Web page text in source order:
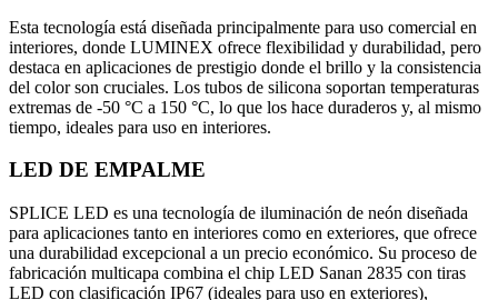
Esta tecnología está diseñada principalmente para uso comercial en
interiores, donde LUMINEX ofrece flexibilidad y durabilidad, pero
destaca en aplicaciones de prestigio donde el brillo y la consistencia
del color son cruciales. Los tubos de silicona soportan temperaturas
extremas de -50 °C a 150 °C, lo que los hace duraderos y, al mismo
tiempo, ideales para uso en interiores.
LED DE EMPALME
SPLICE LED es una tecnología de iluminación de neón diseñada
para aplicaciones tanto en interiores como en exteriores, que ofrece
una durabilidad excepcional a un precio económico. Su proceso de
fabricación multicapa combina el chip LED Sanan 2835 con tiras
LED con clasificación IP67 (ideales para uso en exteriores),